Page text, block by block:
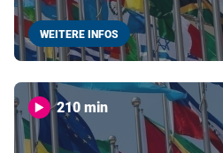
WEITERE INFOS
210 min